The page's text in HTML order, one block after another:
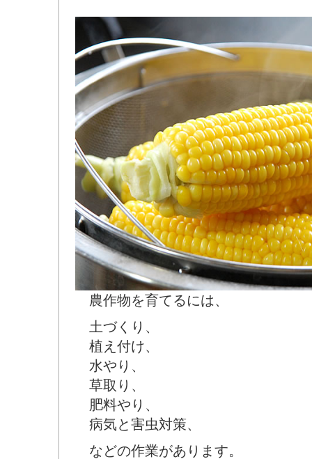
農作物を育てるには、
土づくり、
植え付け、
水やり、
草取り、
肥料やり、
病気と害虫対策、
などの作業があります。